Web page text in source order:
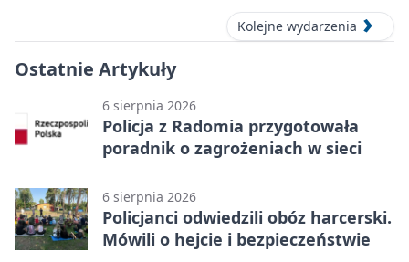
Kolejne wydarzenia
Ostatnie Artykuły
6 sierpnia 2026
Policja z Radomia przygotowała
poradnik o zagrożeniach w sieci
6 sierpnia 2026
Policjanci odwiedzili obóz harcerski.
Mówili o hejcie i bezpieczeństwie